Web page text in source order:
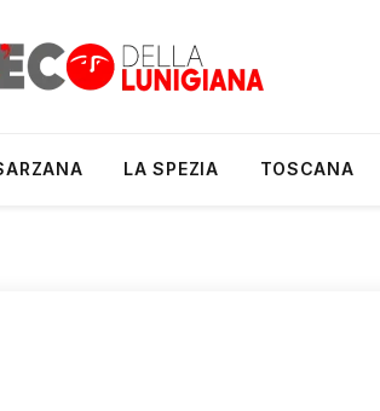
LA SPEZIA TOSCANA